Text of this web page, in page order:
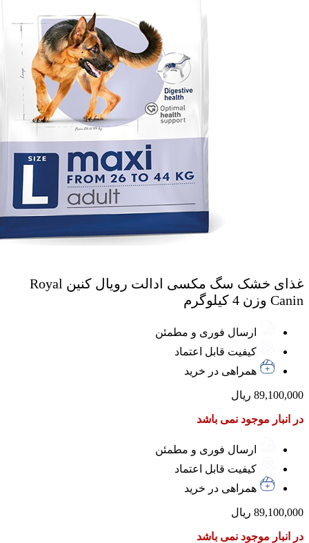
غذای خشک سگ مکسی ادالت رویال کنین Royal
Canin وزن 4 کیلوگرم
ارسال فوری و مطمئن
کیفیت قابل اعتماد
همراهی در خرید
89,100,000 ریال
در انبار موجود نمی باشد
ارسال فوری و مطمئن
کیفیت قابل اعتماد
همراهی در خرید
89,100,000 ریال
در انبار موجود نمی باشد